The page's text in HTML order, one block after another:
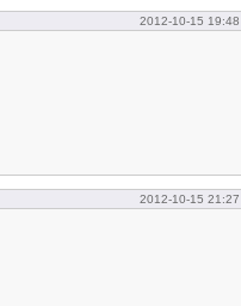
2012-10-15 19:48
2012-10-15 21:27